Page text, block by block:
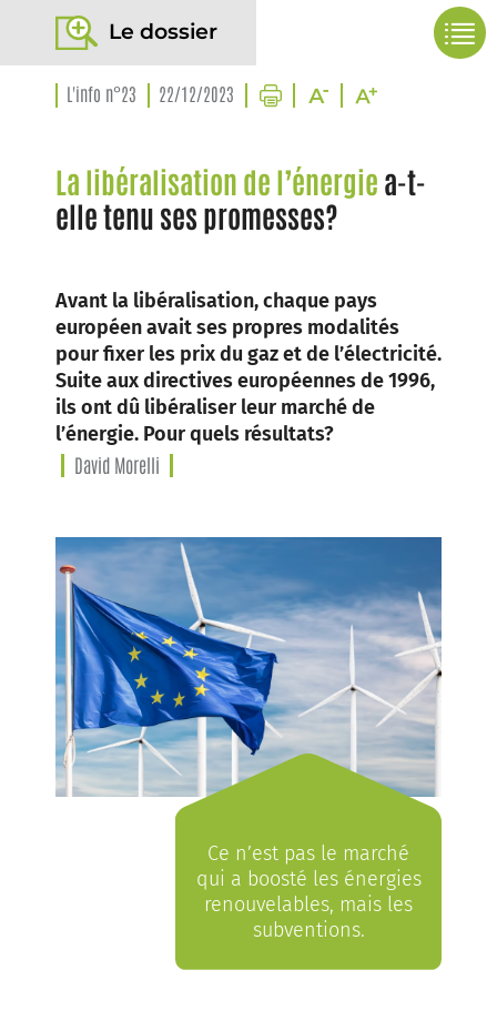
Le dossier
L'info n°23 22/12/2023
La libéralisation de l’énergie a-t-
elle tenu ses promesses?
Avant la libéralisation, chaque pays
européen avait ses propres modalités
pour fixer les prix du gaz et de l’électricité.
Suite aux directives européennes de 1996,
ils ont dû libéraliser leur marché de
l’énergie. Pour quels résultats?
David Morelli
Ce n’est pas le marché
qui a boosté les énergies
renouvelables, mais les
subventions.